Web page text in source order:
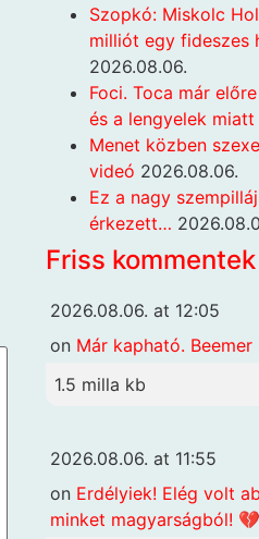
Szopkó: Miskolc
milliót egy fideszes
2026.08.06.
Foci. Toca már
és a lengyelek miatt
Menet közben
videó 2026.08.06.
Ez a nagy
érkezett…
Friss kommentek
2026.08.06. at 12:05
on Már kapható.
1.5 milla kb
2026.08.06. at 11:55
on Erdélyiek! Elég volt
minket magyarságból!